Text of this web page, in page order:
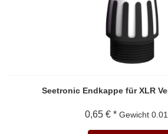
Seetronic Endkappe für XLR
0,65 € * Gewicht